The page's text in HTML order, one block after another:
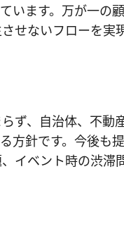
います。万が一の
せないフローを実
ず、自治体、不動
方針です。今後も
イベント時の渋滞